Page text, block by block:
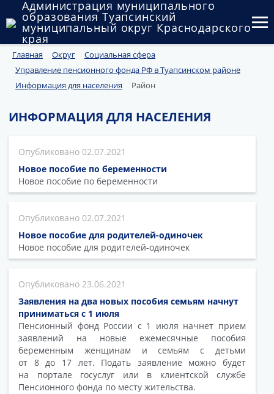
Администрация муниципального
образования Туапсинский
муниципальный округ Краснодарского
края
Округ
Администрация
Муниципальные закупки
Муниципальное имущество
Публичные слушания и общественные обсуждения
Документы
Главная Округ
Социальная сфера
Управление пенсионного фонда РФ в Туапсинском районе
Информация для населения
Район
ИНФОРМАЦИЯ ДЛЯ НАСЕЛЕНИЯ
02.07.2021
Новое пособие по беременности
Новое пособие по беременности
02.07.2021
Новое пособие для родителей-одиночек
Новое пособие для родителей-одиночек
23.06.2021
Заявления на два новых пособия семьям начнут
приниматься с 1 июля
Пенсионный фонд России с 1 июля начнет прием
заявлений на новые ежемесячные пособия
беременным женщинам и семьям с детьми
от 8 до 17 лет. Подать заявление можно будет
на портале госуслуг или в клиентской службе
Пенсионного фонда по месту жительства.